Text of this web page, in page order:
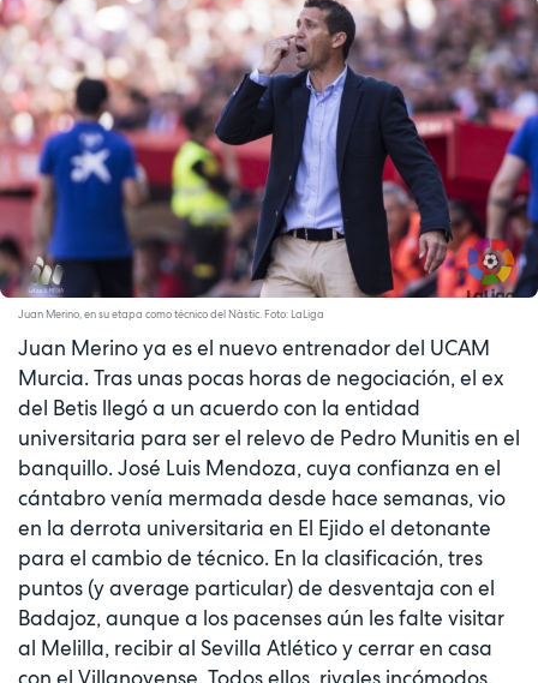
Juan Merino, en su etapa como técnico del Nàstic. Foto: LaLiga
Juan Merino ya es el nuevo entrenador del UCAM
Murcia. Tras unas pocas horas de negociación, el ex
del Betis llegó a un acuerdo con la entidad
universitaria para ser el relevo de Pedro Munitis en el
banquillo. José Luis Mendoza, cuya confianza en el
cántabro venía mermada desde hace semanas, vio
en la derrota universitaria en El Ejido el detonante
para el cambio de técnico. En la clasificación, tres
puntos (y average particular) de desventaja con el
Badajoz, aunque a los pacenses aún les falte visitar
al Melilla, recibir al Sevilla Atlético y cerrar en casa